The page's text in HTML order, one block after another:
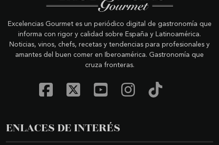
Excelencias Gourmet es un periódico digital de gastronomía que
informa con rigor y calidad sobre España y Latinoamérica.
Noticias, vinos, chefs, recetas y tendencias para profesionales y
amantes del buen comer en Iberoamérica. Gastronomía que
cruza fronteras.
ENLACES DE INTERÉS